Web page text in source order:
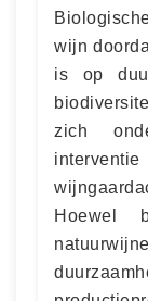
wijn
is op
zich
Hoewel